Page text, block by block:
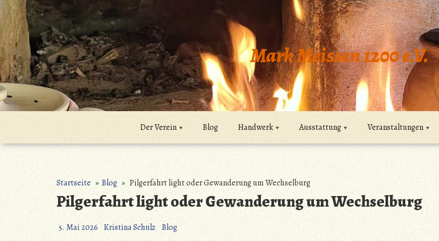
Zum
Inhalt
springen
Mark Meissen 1200 e.V.
Der Verein Blog Handwerk Ausstattung Veranstaltungen
Startseite»Blog» Pilgerfahrt light oder Gewanderung um Wechselburg
Pilgerfahrt light oder Gewanderung um Wechselburg
5. Mai 2026 Kristina Schulz Blog